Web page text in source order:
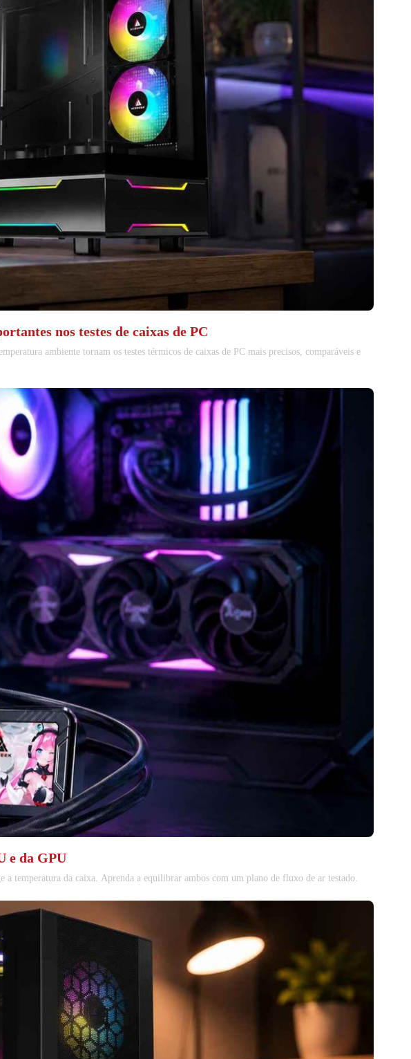
nos testes de caixas de PC
ambiente tornam os testes térmicos de caixas de PC mais precisos, comparáveis e
e da GPU
temperatura da caixa. Aprenda a equilibrar ambos com um plano de fluxo de ar testado.